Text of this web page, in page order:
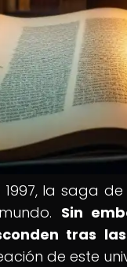
1997, la saga
Sin
tras
de este